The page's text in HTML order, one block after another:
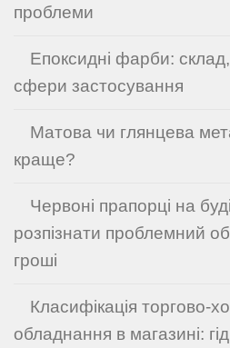
проблеми
Епоксидні фарби:
сфери застосування
Матова чи глянцева
краще?
Червоні прапорці на
розпізнати проблемний
гроші
Класифікація торгово-
обладнання в магазині: